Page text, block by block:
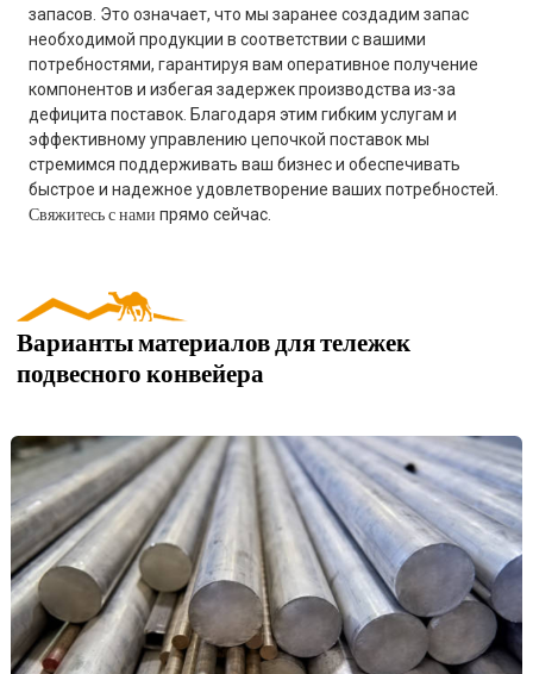
запасов. Это означает, что мы заранее создадим запас
необходимой продукции в соответствии с вашими
потребностями, гарантируя вам оперативное получение
компонентов и избегая задержек производства из-за
дефицита поставок. Благодаря этим гибким услугам и
эффективному управлению цепочкой поставок мы
стремимся поддерживать ваш бизнес и обеспечивать
быстрое и надежное удовлетворение ваших потребностей.
Свяжитесь с нами прямо сейчас.
Варианты материалов для тележек
подвесного конвейера